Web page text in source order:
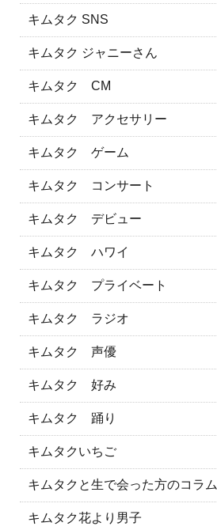
キムタク SNS
キムタク ジャニーさん
キムタク CM
キムタク アクセサリー
キムタク ゲーム
キムタク コンサート
キムタク デビュー
キムタク ハワイ
キムタク プライベート
キムタク ラジオ
キムタク 声優
キムタク 好み
キムタク 踊り
キムタクいちご
キムタクと生で会った方のコラム
キムタク花より男子